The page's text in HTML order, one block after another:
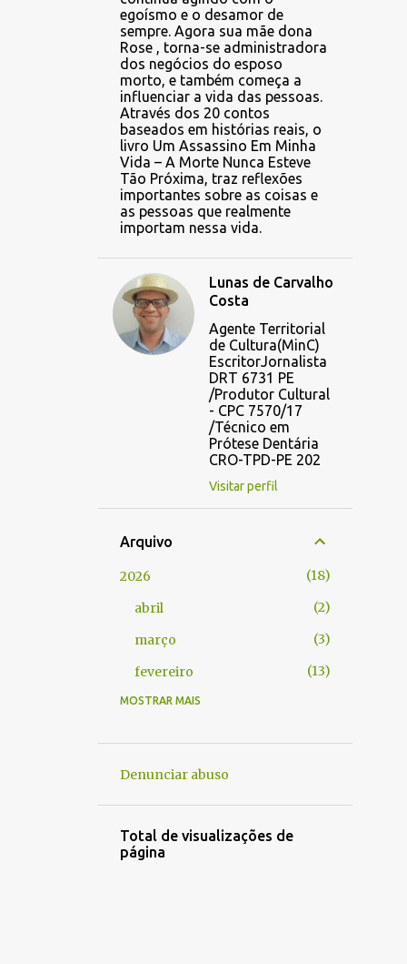
egoísmo e o desamor de
sempre. Agora sua mãe dona
Rose , torna-se administradora
dos negócios do esposo
morto, e também começa a
influenciar a vida das pessoas.
Através dos 20 contos
baseados em histórias reais, o
livro Um Assassino Em Minha
Vida – A Morte Nunca Esteve
Tão Próxima, traz reflexões
importantes sobre as coisas e
as pessoas que realmente
importam nessa vida.
Lunas de Carvalho
Costa
Agente Territorial
de Cultura(MinC)
EscritorJornalista
DRT 6731 PE
/Produtor Cultural
- CPC 7570/17
/Técnico em
Prótese Dentária
CRO-TPD-PE 202
Visitar perfil
Arquivo
2026
18
abril
2
março
3
fevereiro
13
2025
2024
2023
outubro
MOSTRAR MAIS
Denunciar abuso
Total de visualizações de
página